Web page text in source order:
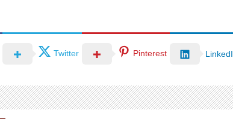
Twitter Pinterest